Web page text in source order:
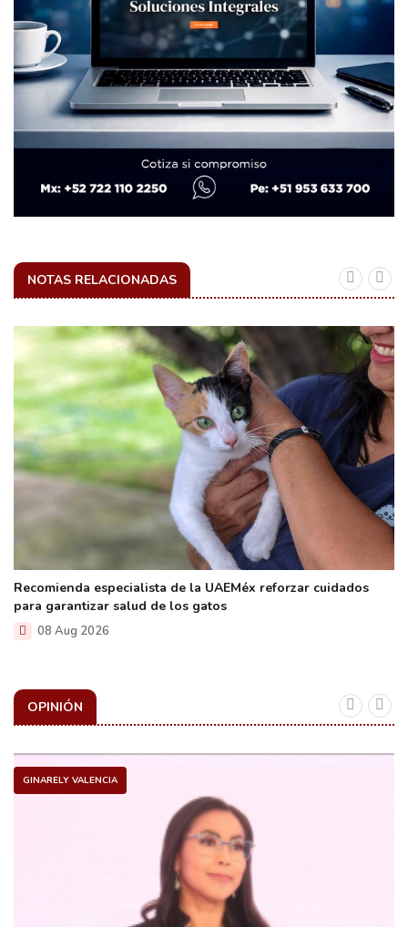
NOTAS RELACIONADAS
Recomienda especialista de la UAEMéx reforzar cuidados
para garantizar salud de los gatos
08 Aug 2026
OPINIÓN
GINARELY VALENCIA